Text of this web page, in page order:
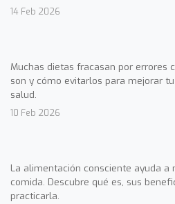
14 Feb 2026
Muchas dietas fracasan por errores
son y cómo evitarlos para mejorar
salud.
10 Feb 2026
La alimentación consciente ayuda a
comida. Descubre qué es, sus
practicarla.